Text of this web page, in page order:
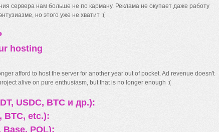
сервера нам больше не по карману. Реклама не окупает даже работу
но этого уже не хватит :(
hosting
afford to host the server for another year out of pocket. Ad revenue doesn't
alive on pure enthusiasm, but that is no longer enough :(
USDC, BTC и др.):
BTC, etc.):
Base, POL):